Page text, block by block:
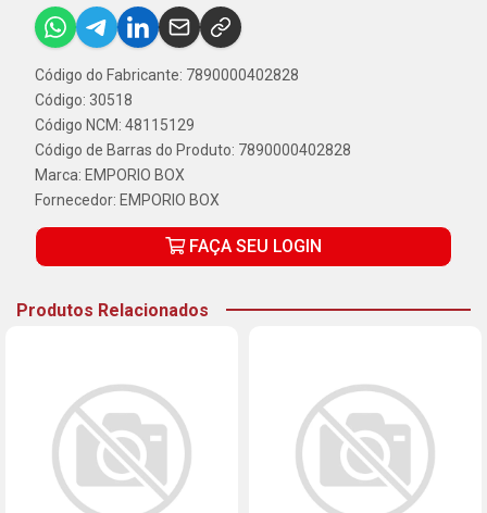
Código do Fabricante: 7890000402828
Código: 30518
Código NCM: 48115129
Código de Barras do Produto: 7890000402828
Marca: EMPORIO BOX
Fornecedor: EMPORIO BOX
FAÇA SEU LOGIN
Produtos Relacionados